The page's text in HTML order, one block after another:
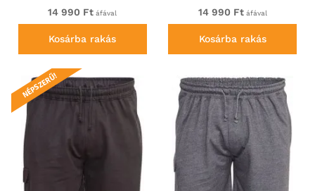
14 990 Ft áfával
Kosárba rakás
14 990 Ftáfával
Kosárba rakás
NÉPSZERŰ!